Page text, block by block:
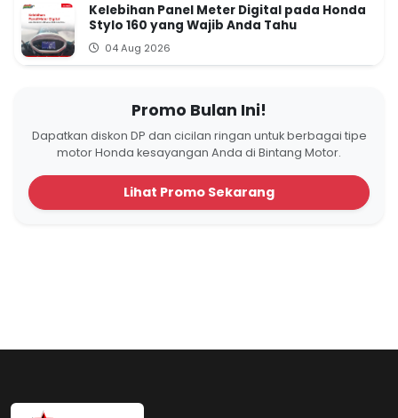
Kelebihan Panel Meter Digital pada Honda
Stylo 160 yang Wajib Anda Tahu
04 Aug 2026
Promo Bulan Ini!
Dapatkan diskon DP dan cicilan ringan untuk berbagai tipe
motor Honda kesayangan Anda di Bintang Motor.
Lihat Promo Sekarang